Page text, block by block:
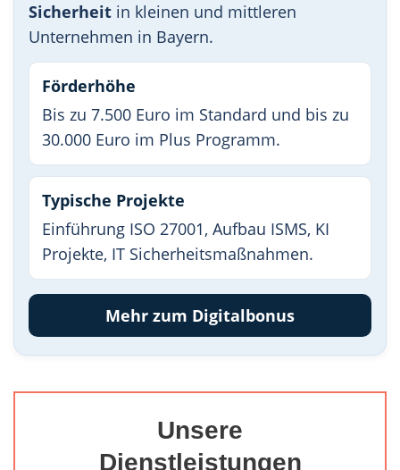
Sicherheit in kleinen und mittleren
Unternehmen in Bayern.
Förderhöhe
Bis zu 7.500 Euro im Standard und bis zu
30.000 Euro im Plus Programm.
Typische Projekte
Einführung ISO 27001, Aufbau ISMS, KI
Projekte, IT Sicherheitsmaßnahmen.
Mehr zum Digitalbonus
Unsere
Dienstleistungen